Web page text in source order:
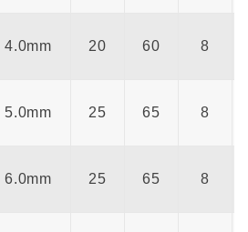
4.0mm 20 60 8
5.0mm 25 65 8
6.0mm 25 65 8